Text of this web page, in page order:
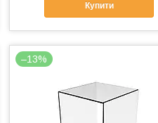
Купити
–13%